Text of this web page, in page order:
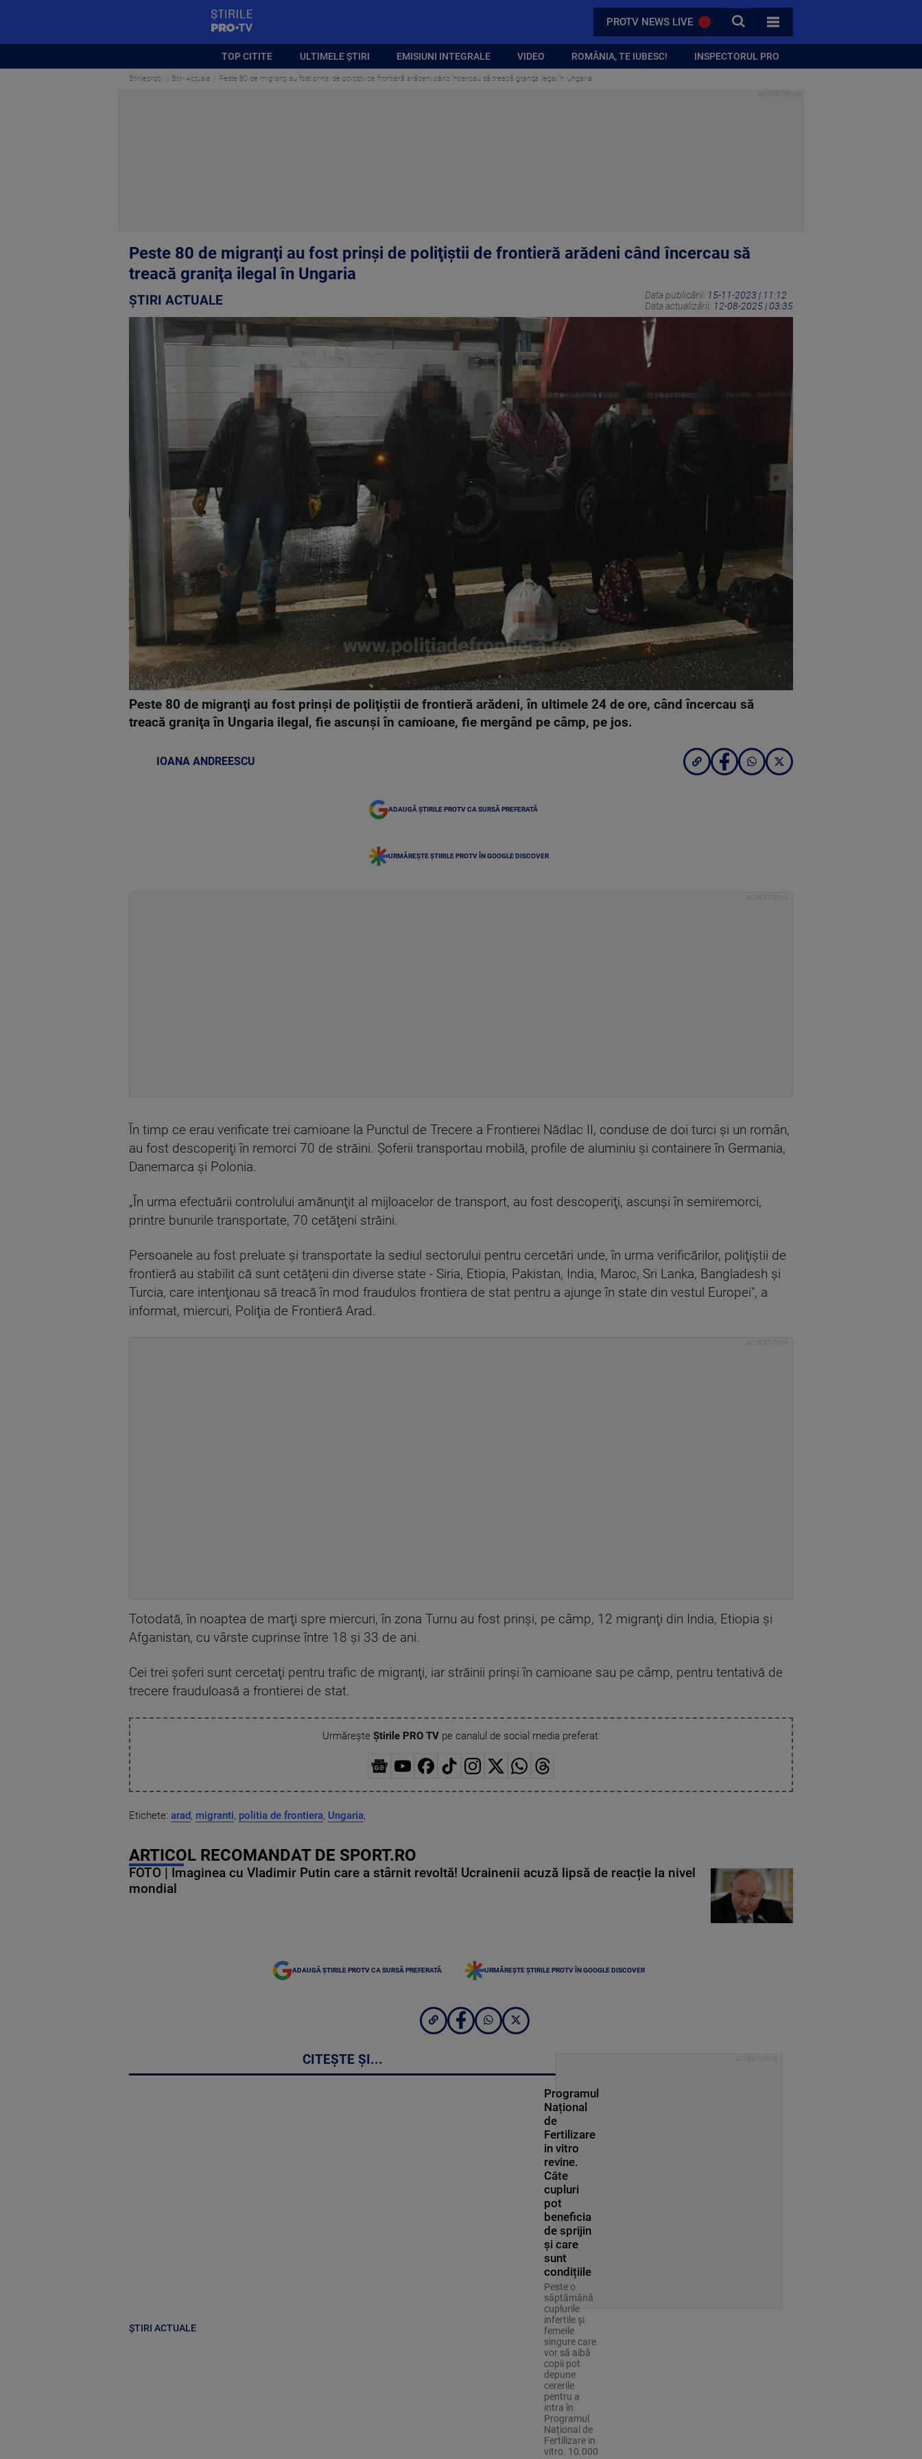
PROTV NEWS LIVE CAUTA
TOATE CATEGORIILE
TOP CITITE ULTIMELE ȘTIRI EMISIUNI INTEGRALE VIDEO ROMÂNIA, TE IUBESC! INSPECTORUL PRO
Stirileprotv Știri Actuale Peste 80 de migranţi au fost prinşi de poliţiştii de frontieră arădeni când încercau să treacă graniţa ilegal în Ungaria
Peste 80 de migranţi au fost prinşi de poliţiştii de frontieră arădeni când încercau să
treacă graniţa ilegal în Ungaria
ȘTIRI ACTUALE Data publicării: 15-11-2023 | 11:12
Data actualizării: 12-08-2025 | 03:35
Peste 80 de migranţi au fost prinşi de poliţiştii de frontieră arădeni, în ultimele 24 de ore, când încercau să
treacă graniţa în Ungaria ilegal, fie ascunşi în camioane, fie mergând pe câmp, pe jos.
IOANA ANDREESCU
ADAUGĂ ȘTIRILE PROTV CA SURSĂ PREFERATĂ
URMĂREȘTE ȘTIRILE PROTV ÎN GOOGLE DISCOVER
În timp ce erau verificate trei camioane la Punctul de Trecere a Frontierei Nădlac II, conduse de doi turci şi un român,
au fost descoperiţi în remorci 70 de străini. Şoferii transportau mobilă, profile de aluminiu şi containere în Germania,
Danemarca şi Polonia.
„În urma efectuării controlului amănunţit al mijloacelor de transport, au fost descoperiţi, ascunşi în semiremorci,
printre bunurile transportate, 70 cetăţeni străini.
Persoanele au fost preluate şi transportate la sediul sectorului pentru cercetări unde, în urma verificărilor, poliţiştii de
frontieră au stabilit că sunt cetăţeni din diverse state - Siria, Etiopia, Pakistan, India, Maroc, Sri Lanka, Bangladesh şi
Turcia, care intenţionau să treacă în mod fraudulos frontiera de stat pentru a ajunge în state din vestul Europei", a
informat, miercuri, Poliţia de Frontieră Arad.
Totodată, în noaptea de marţi spre miercuri, în zona Turnu au fost prinşi, pe câmp, 12 migranţi din India, Etiopia şi
Afganistan, cu vârste cuprinse între 18 şi 33 de ani.
Cei trei şoferi sunt cercetaţi pentru trafic de migranţi, iar străinii prinşi în camioane sau pe câmp, pentru tentativă de
trecere frauduloasă a frontierei de stat.
Urmărește Știrile PRO TVpe canalul de social media preferat:
Etichete: arad, migranti, politia de frontiera, Ungaria,
ARTICOL RECOMANDAT DE SPORT.RO
FOTO | Imaginea cu Vladimir Putin care a stârnit revoltă! Ucrainenii acuză lipsă de reacție la nivel
mondial
ADAUGĂ ȘTIRILE PROTV CA SURSĂ PREFERATĂ URMĂREȘTE ȘTIRILE PROTV ÎN GOOGLE DISCOVER
CITEȘTE ȘI...
ȘTIRI ACTUALE
Programul
Național
de
Fertilizare
in vitro
revine.
Câte
cupluri
pot
beneficia
de sprijin
și care
sunt
condițiile
Peste o
săptămână
cuplurile
infertile și
femeile
singure care
vor să aibă
copii pot
depune
cererile
pentru a
intra în
Programul
Național de
Fertilizare in
vitro. 10.000